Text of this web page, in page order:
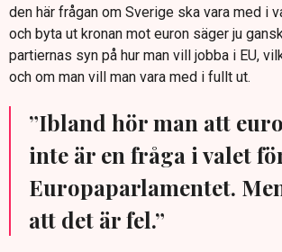
den här frågan om Sverige ska vara med i
och byta ut kronan mot euron säger ju
partiernas syn på hur man vill jobba i EU,
och om man vill man vara med i fullt ut.
”Ibland hör man att
inte är en fråga i valet
Europaparlamentet.
att det är fel.”